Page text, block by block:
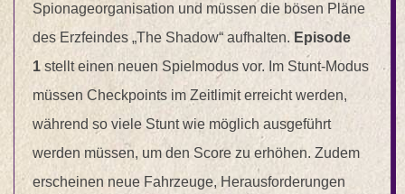
Spionageorganisation und müssen die bösen Pläne
des Erzfeindes „The Shadow“ aufhalten. Episode
1stellt einen neuen Spielmodus vor. Im Stunt-Modus
müssen Checkpoints im Zeitlimit erreicht werden,
während so viele Stunt wie möglich ausgeführt
werden müssen, um den Score zu erhöhen. Zudem
erscheinen neue Fahrzeuge, Herausforderungen